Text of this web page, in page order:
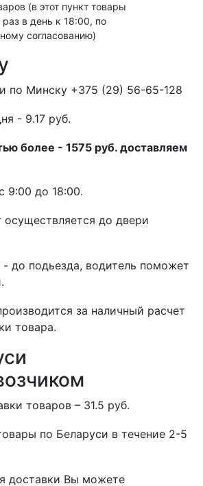
(в этот пункт товары
раз в день к 18:00, по
согласованию)
по Минску +375 (29) 56-65-128
- 9.17 руб.
более - 1575 руб. доставляем
9:00 до 18:00.
осуществляется до двери
- до подьезда, водитель поможет
за наличный расчет
товара.
товаров – 31.5 руб.
по Беларуси в течение 2-5
доставки Вы можете